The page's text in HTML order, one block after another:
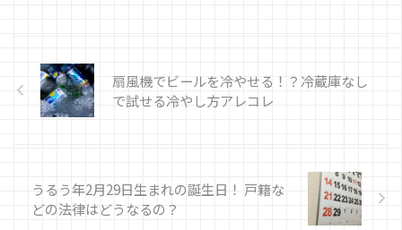
扇風機でビールを冷やせる！？冷蔵庫なし
で試せる冷やし方アレコレ
うるう年2月29日生まれの誕生日！ 戸籍な
どの法律はどうなるの？